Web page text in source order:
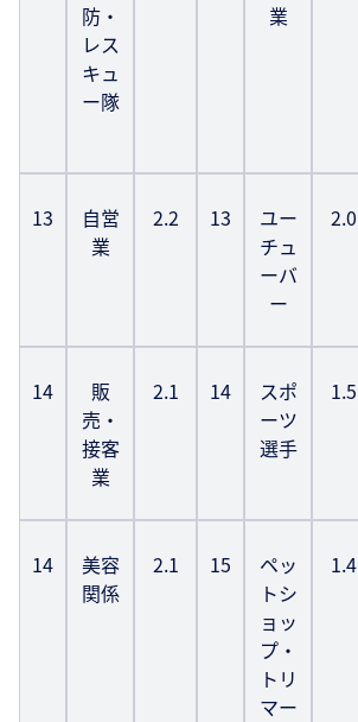
防・
レス
キュ
ー隊
業
13
自営
業
2.2 13
ユー
チュ
ーバ
ー
2.0
14
販
売・
接客
業
2.1 14
スポ
ーツ
選手
1.5
14
美容
関係
2.1 15
ペッ
トシ
ョッ
プ・
トリ
マー
1.4